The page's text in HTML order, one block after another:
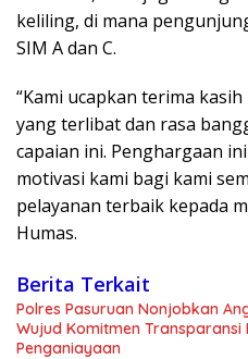
keliling, di mana
SIM A dan C.
“Kami ucapkan terima
yang terlibat dan rasa
capaian ini. Penghargaan
motivasi kami bagi kami
pelayanan terbaik kepada
Humas.
Berita Terkait
Polres Pasuruan Nonjobkan
Wujud Komitmen Transparansi
Penganiayaan